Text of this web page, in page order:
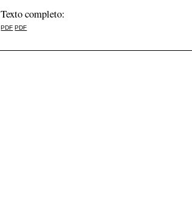
Texto completo:
PDF PDF